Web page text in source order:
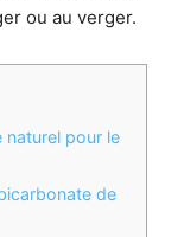
ou au verger.
naturel pour le
de